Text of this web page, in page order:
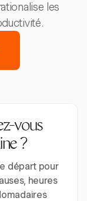
les
vous
?
départ pour
heures